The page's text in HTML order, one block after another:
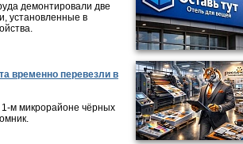
демонтировали две
установленные в
временно перевезли в
м микрорайоне чёрных